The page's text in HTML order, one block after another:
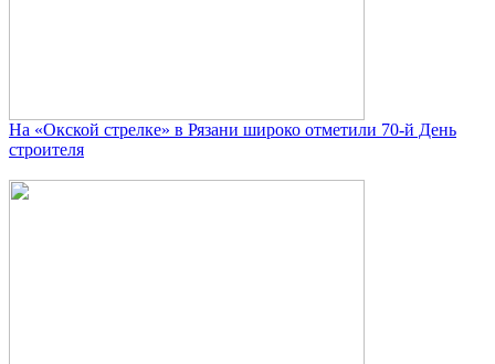
На «Окской стрелке» в Рязани широко отметили 70-й День
строителя